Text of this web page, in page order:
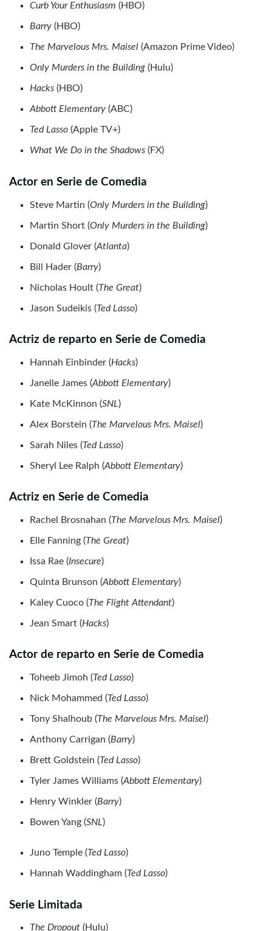
Curb Your Enthusiasm (HBO)
Barry(HBO)
The Marvelous Mrs. Maisel(Amazon Prime Video)
Only Murders in the Building (Hulu)
Hacks(HBO)
Abbott Elementary (ABC)
Ted Lasso (Apple TV+)
What We Do in the Shadows(FX)
Actor en Serie de Comedia
Steve Martin (Only Murders in the Building)
Martin Short (Only Murders in the Building)
Donald Glover (Atlanta)
Bill Hader (Barry)
Nicholas Hoult (The Great)
Jason Sudeikis (Ted Lasso)
Actriz de reparto en Serie de Comedia
Hannah Einbinder (Hacks)
Janelle James (Abbott Elementary)
Kate McKinnon (SNL)
Alex Borstein (The Marvelous Mrs. Maisel)
Sarah Niles (Ted Lasso)
Sheryl Lee Ralph (Abbott Elementary)
Actriz en Serie de Comedia
Rachel Brosnahan (The Marvelous Mrs. Maisel)
Elle Fanning (The Great)
Issa Rae (Insecure)
Quinta Brunson (Abbott Elementary)
Kaley Cuoco (The Flight Attendant)
Jean Smart (Hacks)
Actor de reparto en Serie de Comedia
Toheeb Jimoh (Ted Lasso)
Nick Mohammed (Ted Lasso)
Tony Shalhoub (The Marvelous Mrs. Maisel)
Anthony Carrigan (Barry)
Brett Goldstein (Ted Lasso)
Tyler James Williams (Abbott Elementary)
Henry Winkler (Barry)
Bowen Yang (SNL)
Juno Temple (Ted Lasso)
Hannah Waddingham (Ted Lasso)
Serie Limitada
The Dropout (Hulu)